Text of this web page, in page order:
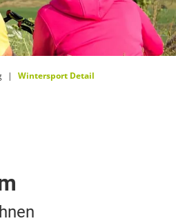
Wintersport Detail